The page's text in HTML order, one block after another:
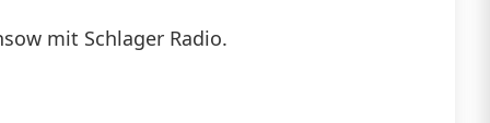
mit Schlager Radio.